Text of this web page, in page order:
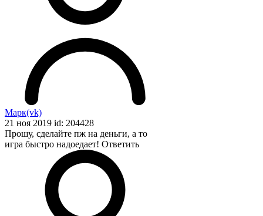
Марк(vk)
21 ноя 2019 id: 204428
Прошу, сделайте пж на деньги, а то
игра быстро надоедает! Ответить